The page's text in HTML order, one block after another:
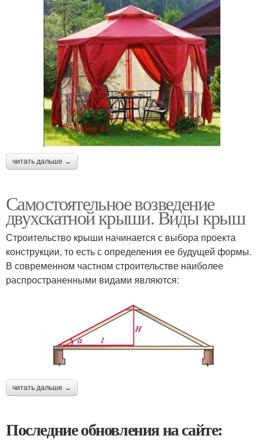
читать дальше →
Самостоятельное возведение
двухскатной крыши. Виды крыш
Строительство крыши начинается с выбора проекта
конструкции, то есть с определения ее будущей формы.
В современном частном строительстве наиболее
распространенными видами являются:
читать дальше →
Последние обновления на сайте: